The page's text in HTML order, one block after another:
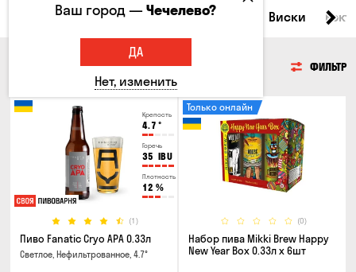
Все товары Пиво Сидр Виски
ФИЛЬТР
Крепость
4.7 °
Горечь
35 IBU
Плотность
12 %
(1)
Пиво Fanatic Cryo APA 0.33л
Светлое, Нефильтрованное, 4.7°
(0)
Только онлайн
Набор пива Mikki Brew Happy
New Year Box 0.33л x 6шт
Ваш город —Чечелево?
ДА
Нет, изменить